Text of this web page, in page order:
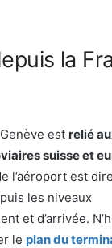
la
est relié
suisse et
l’aéroport est
les niveaux
et d’arrivée.
le plan du